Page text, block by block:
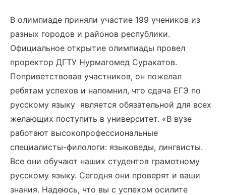
В олимпиаде приняли участие 199 учеников из
разных городов и районов республики.
Официальное открытие олимпиады провел
проректор ДГТУ Нурмагомед Суракатов.
Поприветствовав участников, он пожелал
ребятам успехов и напомнил, что сдача ЕГЭ по
русскому языку является обязательной для всех
желающих поступить в университет. «В вузе
работают высокопрофессиональные
специалисты-филологи: языковеды, лингвисты.
Все они обучают наших студентов грамотному
русскому языку. Сегодня они проверят и ваши
знания. Надеюсь, что вы с успехом осилите